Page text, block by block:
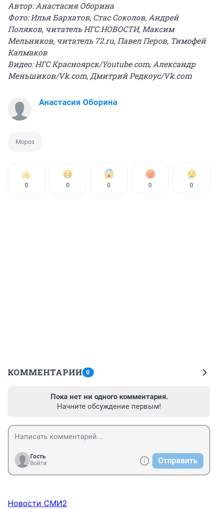
Автор: Анастасия Оборина
Фото: Илья Бархатов, Стас Соколов, Андрей
Поляков, читатель НГС.НОВОСТИ, Максим
Мельников, читатель 72.ru, Павел Перов, Тимофей
Калмаков
Видео: НГС Красноярск/Youtube.com, Александр
Меньшиков/Vk.com, Дмитрий Редкоус/Vk.com
Анастасия Оборина
Мороз
0 0 0 0 0
КОММЕНТАРИИ 0
Пока нет ни одного комментария.
Начните обсуждение первым!
Гость
Войти
Отправить
Новости СМИ2